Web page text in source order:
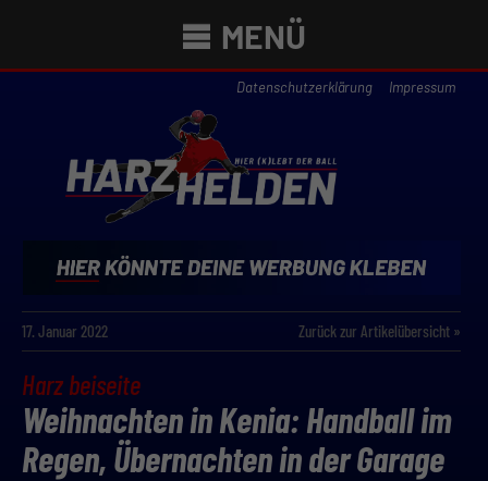
MENÜ
Datenschutzerklärung Impressum
17. Januar 2022 Zurück zur Artikelübersicht »
Harz beiseite
Weihnachten in Kenia: Handball im
Regen, Übernachten in der Garage